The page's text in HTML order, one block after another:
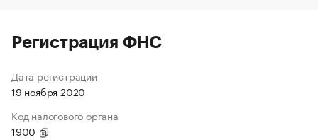
Регистрация ФНС
Дата регистрации
19 ноября 2020
Код налогового органа
1900